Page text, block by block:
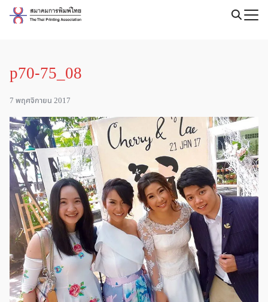
Skip
p70-75_08
7 พฤศจิกายน 2017